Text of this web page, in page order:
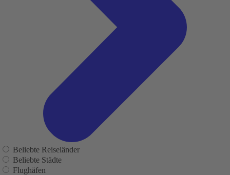
Beliebte Reiseländer
Beliebte Städte
Flughäfen